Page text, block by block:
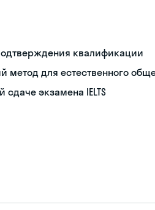
квалификации
метод для естественного
сдаче экзамена IELTS